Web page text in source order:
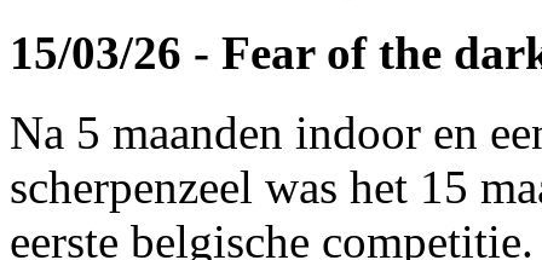
15/03/26 - Fear of the
Na 5 maanden indoor en
scherpenzeel was het 15
eerste belgische